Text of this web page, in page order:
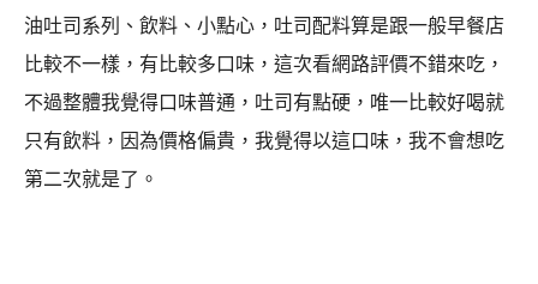
油吐司系列、飲料、小點心，吐司配料算是跟一般早餐店
比較不一樣，有比較多口味，這次看網路評價不錯來吃，
不過整體我覺得口味普通，吐司有點硬，唯一比較好喝就
只有飲料，因為價格偏貴，我覺得以這口味，我不會想吃
第二次就是了。